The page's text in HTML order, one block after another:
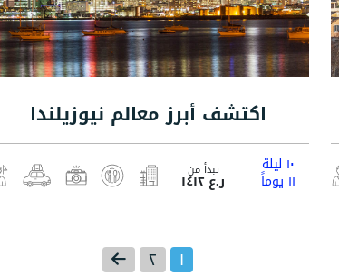
اكتشف أبرز معالم نيوزيلندا
١٠ ليلة
١١ يوماً تبدأ من
ر.ع ١٤١٢
١ ٢